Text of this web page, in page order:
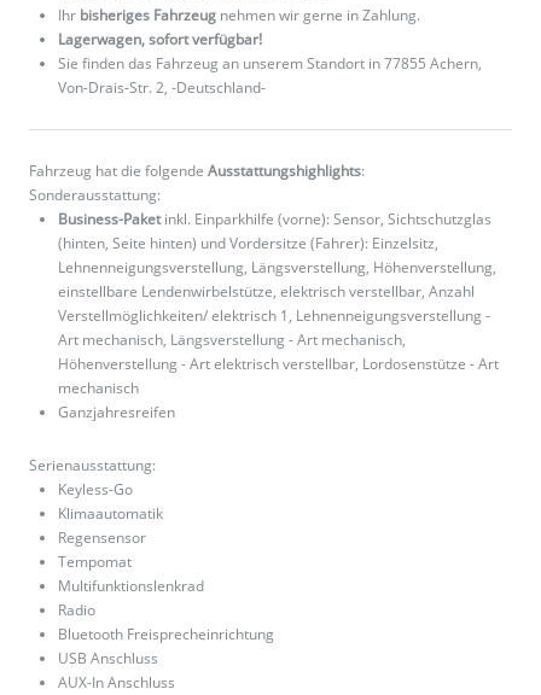
Ihr bisheriges Fahrzeug nehmen wir gerne in Zahlung.
Lagerwagen, sofort verfügbar!
Sie finden das Fahrzeug an unserem Standort in 77855 Achern,
Von-Drais-Str. 2, -Deutschland-
Fahrzeug hat die folgende Ausstattungshighlights:
Sonderausstattung:
Business-Paketinkl. Einparkhilfe (vorne): Sensor, Sichtschutzglas
(hinten, Seite hinten) und Vordersitze (Fahrer): Einzelsitz,
Lehnenneigungsverstellung, Längsverstellung, Höhenverstellung,
einstellbare Lendenwirbelstütze, elektrisch verstellbar, Anzahl
Verstellmöglichkeiten/ elektrisch 1, Lehnenneigungsverstellung -
Art mechanisch, Längsverstellung - Art mechanisch,
Höhenverstellung - Art elektrisch verstellbar, Lordosenstütze - Art
mechanisch
Ganzjahresreifen
Serienausstattung:
Keyless-Go
Klimaautomatik
Regensensor
Tempomat
Multifunktionslenkrad
Radio
Bluetooth Freisprecheinrichtung
USB Anschluss
AUX-In Anschluss